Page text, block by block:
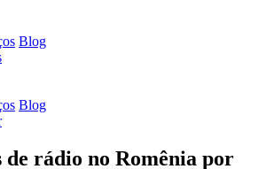
Blog
Blog
de rádio no Romênia por